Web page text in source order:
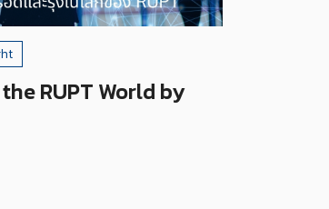
RUPT World by